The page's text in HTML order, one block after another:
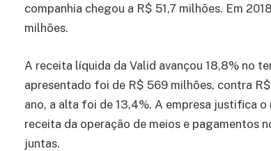
companhia chegou a R$ 51,7 milhões. Em
milhões.
A receita líquida da Valid avançou 18,8% no
apresentado foi de R$ 569 milhões, contra
ano, a alta foi de 13,4%. A empresa justifica
receita da operação de meios e pagamentos
juntas.